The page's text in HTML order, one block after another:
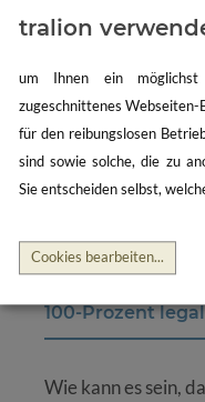
entscheiden Sie
optimalen
Software-Handel.
finanziellen
Weiterlesen
100-Prozent legal
Wie kann es sein,
tralion
um Ihnen ein
zugeschnittenes Webseiten-
für den reibungslosen
sind sowie solche, die zu
Sie entscheiden selbst,
Cookies bearbeiten...